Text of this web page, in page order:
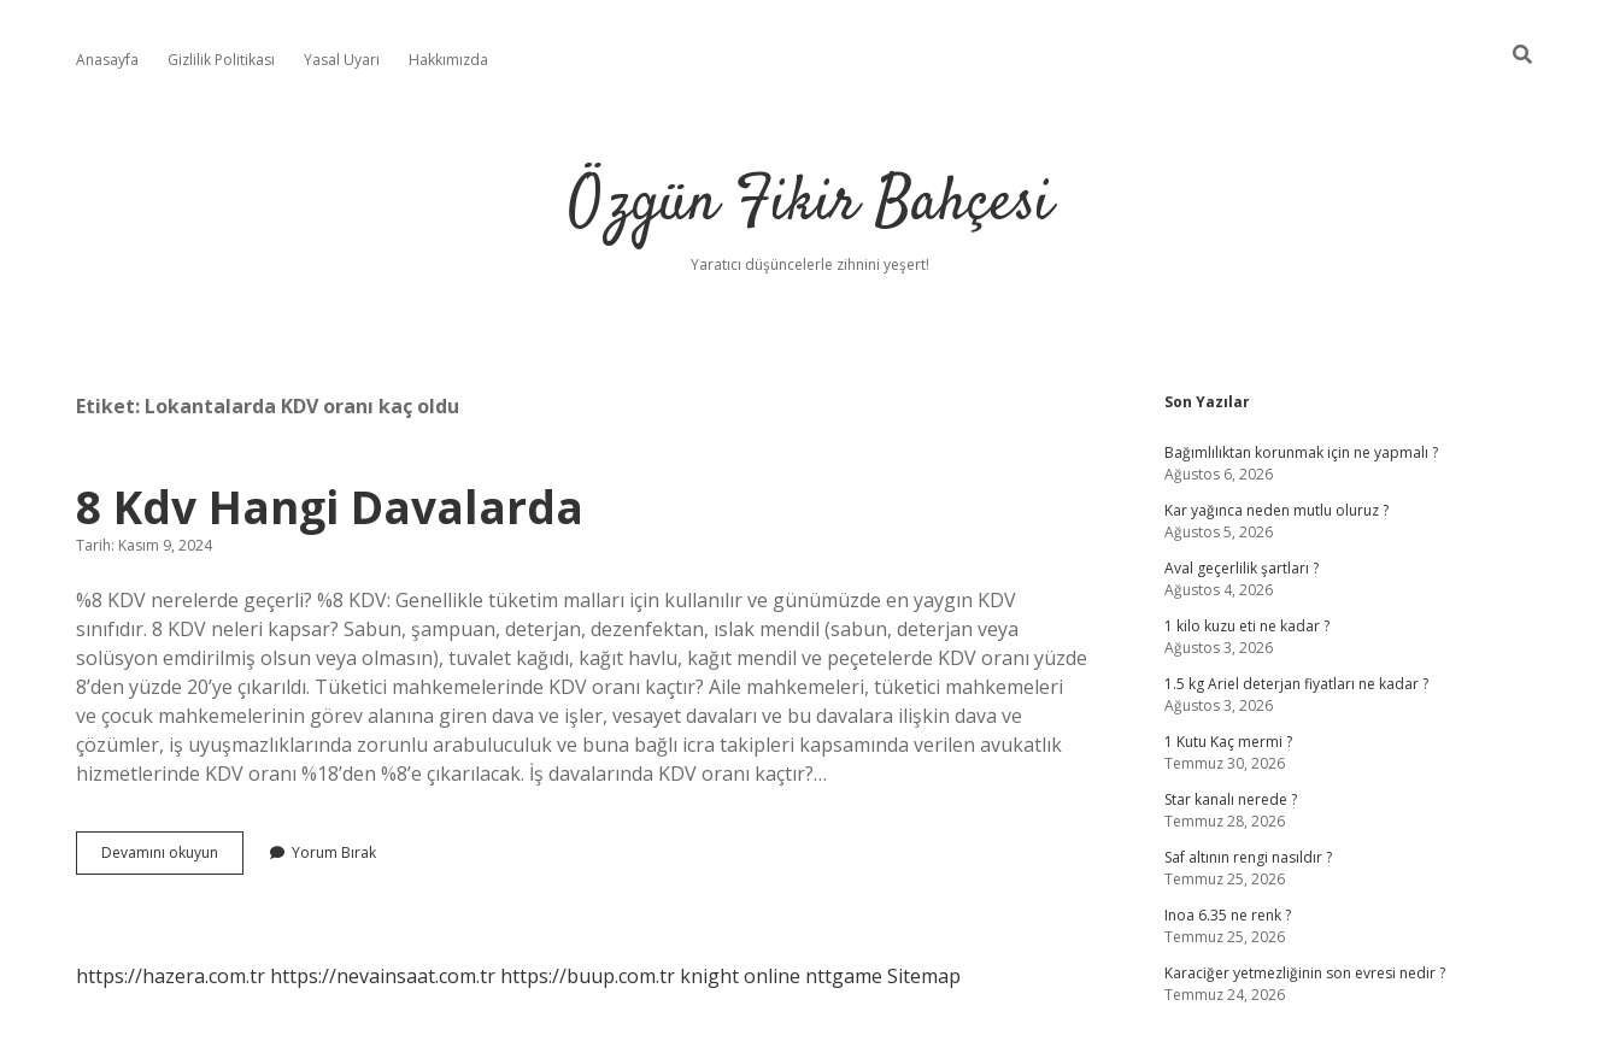
Anasayfa Gizlilik Politikası Yasal Uyarı Hakkımızda
Özgün Fikir Bahçesi
Yaratıcı düşüncelerle zihnini yeşert!
Etiket: Lokantalarda KDV oranı kaç oldu
8 Kdv Hangi Davalarda
Tarih: Kasım 9, 2024
%8 KDV nerelerde geçerli? %8 KDV: Genellikle tüketim malları için kullanılır ve günümüzde en yaygın KDV
sınıfıdır. 8 KDV neleri kapsar? Sabun, şampuan, deterjan, dezenfektan, ıslak mendil (sabun, deterjan veya
solüsyon emdirilmiş olsun veya olmasın), tuvalet kağıdı, kağıt havlu, kağıt mendil ve peçetelerde KDV oranı yüzde
8’den yüzde 20’ye çıkarıldı. Tüketici mahkemelerinde KDV oranı kaçtır? Aile mahkemeleri, tüketici mahkemeleri
ve çocuk mahkemelerinin görev alanına giren dava ve işler, vesayet davaları ve bu davalara ilişkin dava ve
çözümler, iş uyuşmazlıklarında zorunlu arabuluculuk ve buna bağlı icra takipleri kapsamında verilen avukatlık
hizmetlerinde KDV oranı %18’den %8’e çıkarılacak. İş davalarında KDV oranı kaçtır?…
Devamını okuyun
Kdv
Yorum Bırak
https://hazera.com.tr https://nevainsaat.com.tr https://buup.com.tr knight online nttgame Sitemap
Sidebar
Son Yazılar
Bağımlılıktan korunmak için ne yapmalı ?
Ağustos 6, 2026
Kar yağınca neden mutlu oluruz ?
Ağustos 5, 2026
Aval geçerlilik şartları ?
Ağustos 4, 2026
1 kilo kuzu eti ne kadar ?
Ağustos 3, 2026
1.5 kg Ariel deterjan fiyatları ne kadar ?
Ağustos 3, 2026
1 Kutu Kaç mermi ?
Temmuz 30, 2026
Star kanalı nerede ?
Temmuz 28, 2026
Saf altının rengi nasıldır ?
Temmuz 25, 2026
Inoa 6.35 ne renk ?
Temmuz 25, 2026
Karaciğer yetmezliğinin son evresi nedir ?
Temmuz 24, 2026